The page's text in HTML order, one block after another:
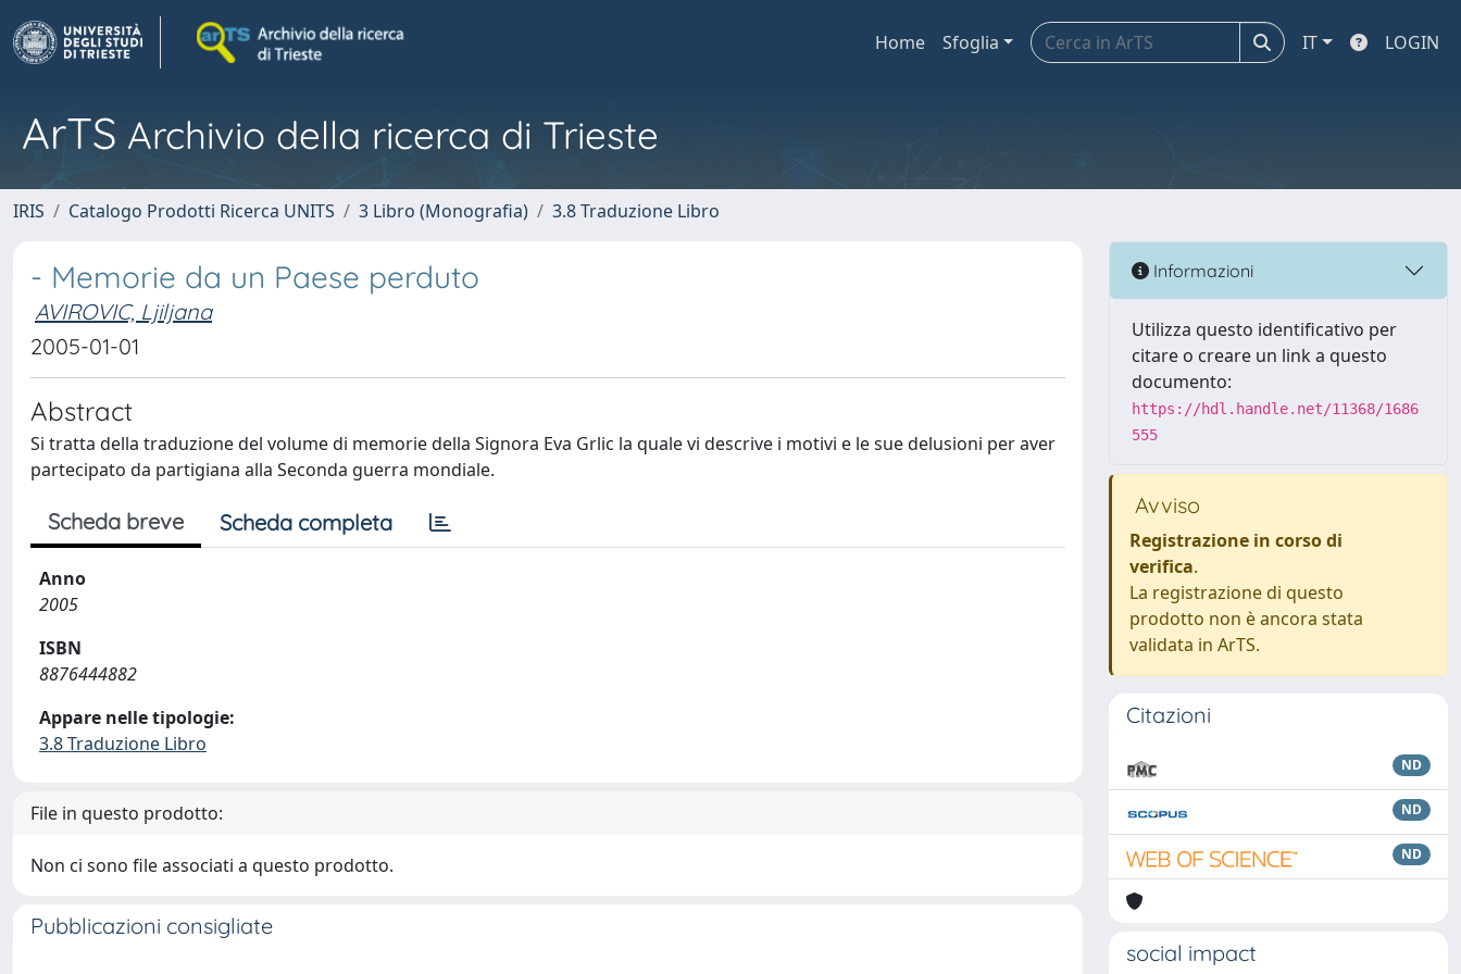
Home Sfoglia IT LOGIN
ArTS Archivio della ricerca di Trieste
IRIS Catalogo Prodotti Ricerca UNITS 3 Libro (Monografia) 3.8 Traduzione Libro
- Memorie da un Paese perduto
AVIROVIC, Ljiljana
2005-01-01
Abstract
Si tratta della traduzione del volume di memorie della Signora Eva Grlic la quale vi descrive i motivi e le sue delusioni per aver
partecipato da partigiana alla Seconda guerra mondiale.
Scheda breve Scheda completa
Anno
2005
ISBN
8876444882
Appare nelle tipologie:
3.8 Traduzione Libro
File in questo prodotto:
Non ci sono file associati a questo prodotto.
Pubblicazioni consigliate
Informazioni
Utilizza questo identificativo per
citare o creare un link a questo
documento:
https://hdl.handle.net/11368/1686
555
Avviso
Registrazione in corso di
verifica.
La registrazione di questo
prodotto non è ancora stata
validata in ArTS.
Citazioni
ND
ND
ND
social impact